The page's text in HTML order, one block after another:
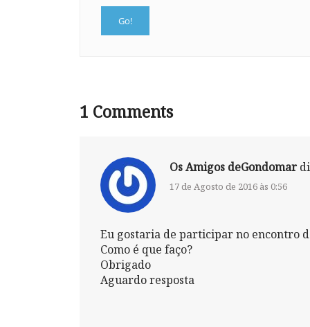
1 Comments
Os Amigos deGondomar
17 de Agosto de 2016 às 0:56
Eu gostaria de participar no encontro
Como é que faço?
Obrigado
Aguardo resposta